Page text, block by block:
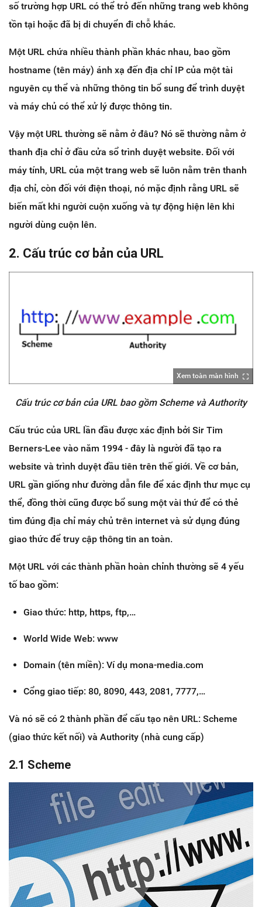
số trường hợp URL có thể trỏ đến những trang web không
tồn tại hoặc đã bị di chuyển đi chỗ khác.
Một URL chứa nhiều thành phần khác nhau, bao gồm
hostname (tên máy) ánh xạ đến địa chỉ IP của một tài
nguyên cụ thể và những thông tin bổ sung để trình duyệt
và máy chủ có thể xử lý được thông tin.
Vậy một URL thường sẽ nằm ở đâu? Nó sẽ thường nằm ở
thanh địa chỉ ở đầu cửa sổ trình duyệt website. Đối với
máy tính, URL của một trang web sẽ luôn nằm trên thanh
địa chỉ, còn đối với điện thoại, nó mặc định rằng URL sẽ
biến mất khi người cuộn xuống và tự động hiện lên khi
người dùng cuộn lên.
2. Cấu trúc cơ bản của URL
Xem toàn màn hình
Cấu trúc cơ bản của URL bao gồm Scheme và Authority
Cấu trúc của URL lần đầu được xác định bởi Sir Tim
Berners-Lee vào năm 1994 - đây là người đã tạo ra
website và trình duyệt đầu tiên trên thế giới. Về cơ bản,
URL gần giống như đường dẫn file để xác định thư mục cụ
thể, đồng thời cũng được bổ sung một vài thứ để có thẻ
tìm đúng địa chỉ máy chủ trên internet và sử dụng đúng
giao thức để truy cập thông tin an toàn.
Một URL với các thành phần hoàn chỉnh thường sẽ 4 yếu
tố bao gồm:
Giao thức: http, https, ftp,…
World Wide Web: www
Domain (tên miền): Ví dụ mona-media.com
Cổng giao tiếp: 80, 8090, 443, 2081, 7777,…
Và nó sẽ có 2 thành phần để cấu tạo nên URL: Scheme
(giao thức kết nối) và Authority (nhà cung cấp)
2.1 Scheme